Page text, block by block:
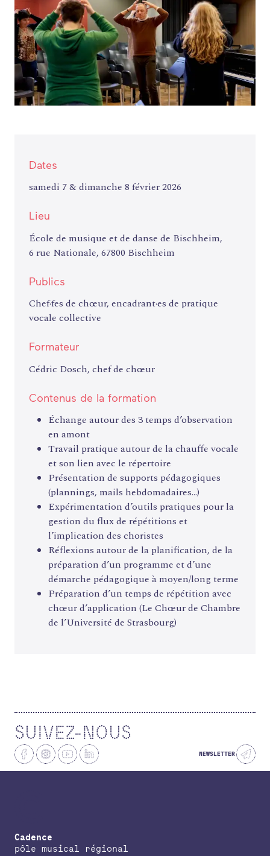
Dates
samedi 7 & dimanche 8 février 2026
Lieu
École de musique et de danse de Bischheim,
6 rue Nationale, 67800 Bischheim
Publics
Chef·fes de chœur, encadrant·es de pratique
vocale collective
Formateur
Cédric Dosch, chef de chœur
Contenus de la formation
Échange autour des 3 temps d’observation
en amont
Travail pratique autour de la chauffe vocale
et son lien avec le répertoire
Présentation de supports pédagogiques
(plannings, mails hebdomadaires…)
Expérimentation d’outils pratiques pour la
gestion du flux de répétitions et
l’implication des choristes
Réflexions autour de la planification, de la
préparation d’un programme et d’une
démarche pédagogique à moyen/long terme
Préparation d’un temps de répétition avec
chœur d’application (Le Chœur de Chambre
de l’Université de Strasbourg)
SUIVEZ-NOUS
NEWSLETTER
Cadence
pôle musical régional
ACTUALITÉS